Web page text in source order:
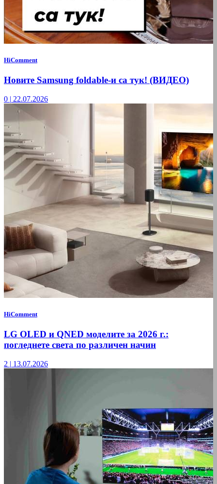
HiComment
Новите Samsung foldable-и са тук! (ВИДЕО)
0 | 22.07.2026
HiComment
LG OLED и QNED моделите за 2026 г.:
погледнете света по различен начин
2 | 13.07.2026